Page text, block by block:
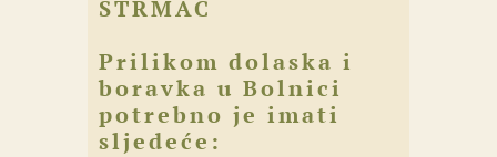
STRMAC
Prilikom dolaska i
boravka u Bolnici
potrebno je imati
sljedeće: